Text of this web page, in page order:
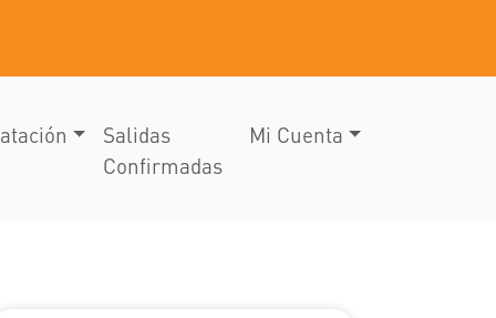
Salidas
Confirmadas
Mi Cuenta